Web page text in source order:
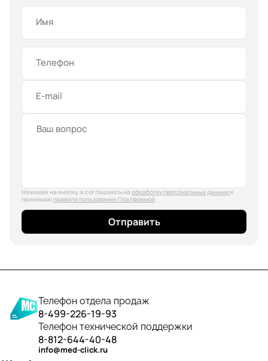
Имя
Телефон
E-mail
Нажимая на кнопку, я соглашаюсь на обработку персональных данных и
принимаю правила пользования Платформой
Отправить
Телефон отдела продаж
8-499-226-19-93
Телефон технической поддержки
8-812-644-40-48
info@med-click.ru